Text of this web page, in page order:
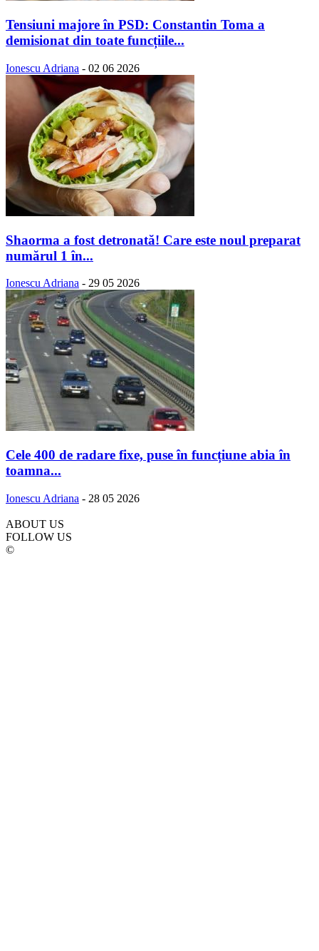
Tensiuni majore în PSD: Constantin Toma a
demisionat din toate funcțiile...
Ionescu Adriana - 02 06 2026
Shaorma a fost detronată! Care este noul preparat
numărul 1 în...
Ionescu Adriana - 29 05 2026
Cele 400 de radare fixe, puse în funcțiune abia în
toamna...
Ionescu Adriana - 28 05 2026
ABOUT US
FOLLOW US
©